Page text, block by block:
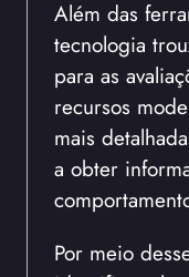
Além das
tecnologia
para as
recursos
mais
a obter
Por meio